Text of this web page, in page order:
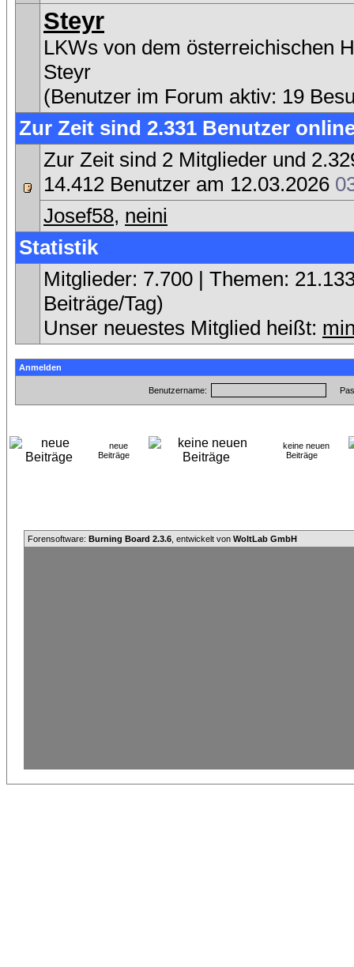
Steyr
LKWs von dem österreichischen
Steyr
(Benutzer im Forum aktiv: 19
Zur Zeit sind 2.331 Benutzer
Zur Zeit sind 2 Mitglieder und
14.412 Benutzer am 12.03.2026
Josef58, neini
Statistik
Mitglieder: 7.700 | Themen:
Beiträge/Tag)
Unser neuestes Mitglied heißt:
Anmelden
Benutzername:
neue
Beiträge
keine neuen
Beiträge
Forensoftware: Burning Board 2.3.6 , entwickelt von WoltLab GmbH